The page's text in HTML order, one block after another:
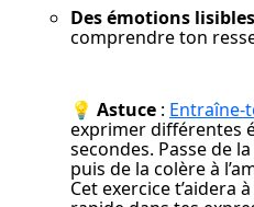
Des émotions lisibles
comprendre ton
💡 Astuce : Entraîne-
exprimer différentes
secondes. Passe de
puis de la colère à
Cet exercice t’aidera